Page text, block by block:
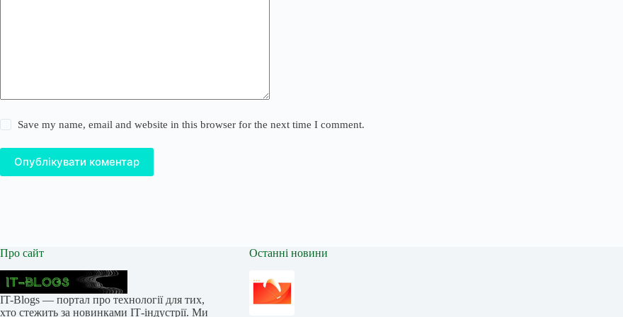
Save my name, email and website in this browser for the next time I comment.
Опублікувати коментар
Про сайт
IT-Blogs — портал про технології для тих,
хто стежить за новинками ІТ-індустрії. Ми
Останні новини